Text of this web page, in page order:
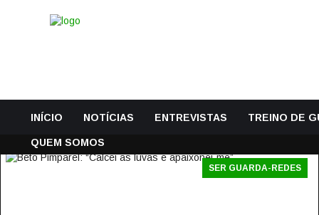
INÍCIO NOTÍCIAS ENTREVISTAS TREINO DE
QUEM SOMOS
SER GUARDA-REDES